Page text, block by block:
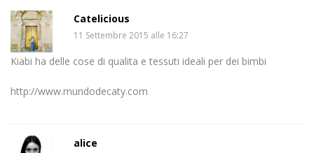
Catelicious
11 Settembre 2015 alle 16:27
Kiabi ha delle cose di qualita e tessuti ideali per dei bimbi
http://www.mundodecaty.com
alice